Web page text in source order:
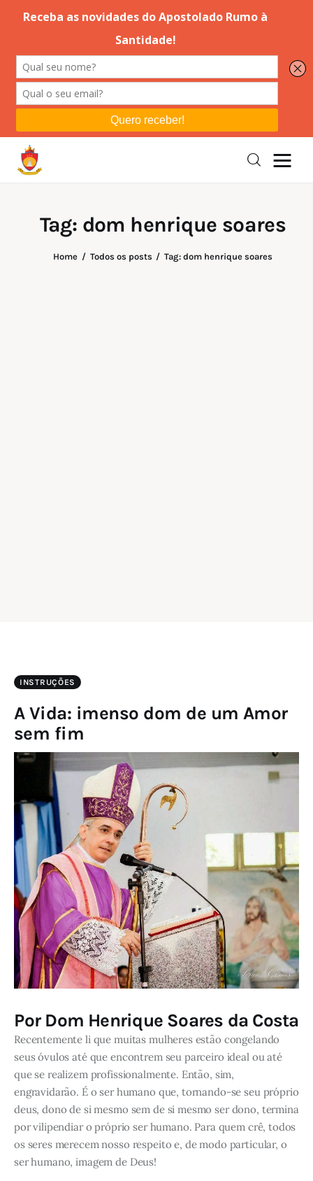
Tag: dom henrique soares
Home Todos os posts Tag: dom henrique soares
Editorial
Orações
INSTRUÇÕES
A Vida: imenso dom de um Amor
sem fim
Por Dom Henrique Soares da Costa
Recentemente li que muitas mulheres estão congelando
seus óvulos até que encontrem seu parceiro ideal ou até
que se realizem profissionalmente. Então, sim,
engravidarão. É o ser humano que, tornando-se seu próprio
deus, dono de si mesmo sem de si mesmo ser dono, termina
por vilipendiar o próprio ser humano. Para quem crê, todos
os seres merecem nosso respeito e, de modo particular, o
ser humano, imagem de Deus!